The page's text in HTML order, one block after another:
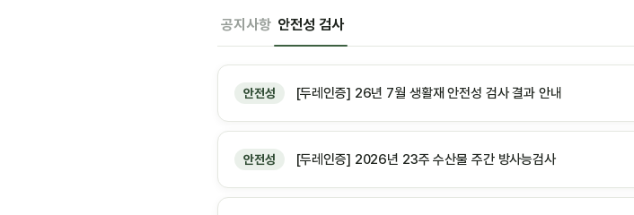
공지사항 안전성 검사
안전성 [두레인증] 26년 7월 생활재 안전성 검사 결과 안내
안전성 [두레인증] 2026년 23주 수산물 주간 방사능검사